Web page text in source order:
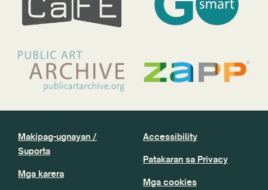
Makipag-ugnayan /
Suporta
Mga karera
Accessibility
Patakaran sa Privacy
Mga cookies